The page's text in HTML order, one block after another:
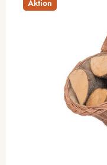
Aktion